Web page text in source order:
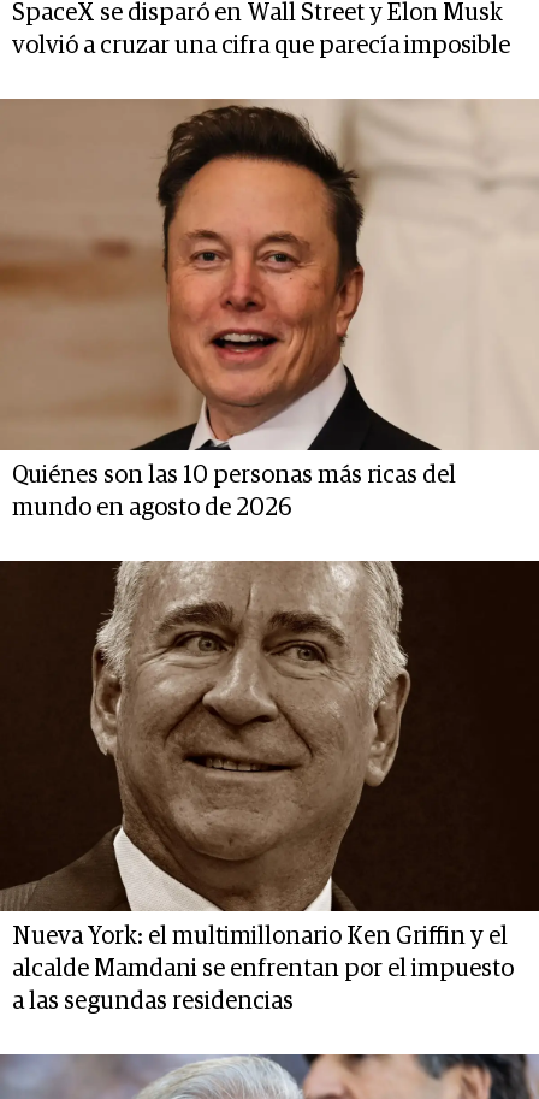
SpaceX se disparó en Wall Street y Elon Musk
volvió a cruzar una cifra que parecía imposible
Quiénes son las 10 personas más ricas del
mundo en agosto de 2026
Nueva York: el multimillonario Ken Griffin y el
alcalde Mamdani se enfrentan por el impuesto
a las segundas residencias